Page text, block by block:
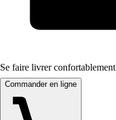
Se faire livrer confortablement
Commander en ligne